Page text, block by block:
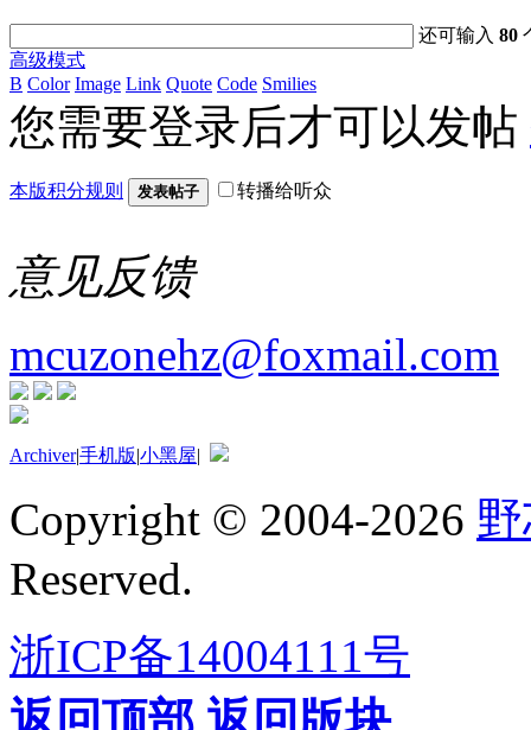
还可输入80
高级模式
B Color Image Link Quote Code Smilies
您需要登录后才可以发帖
本版积分规则 发表帖子 转播给听众
意见反馈
mcuzonehz@foxmail.com
Archiver|手机版|小黑屋|
Copyright © 2004-2026
Reserved.
浙ICP备14004111号
返回顶部 返回版块